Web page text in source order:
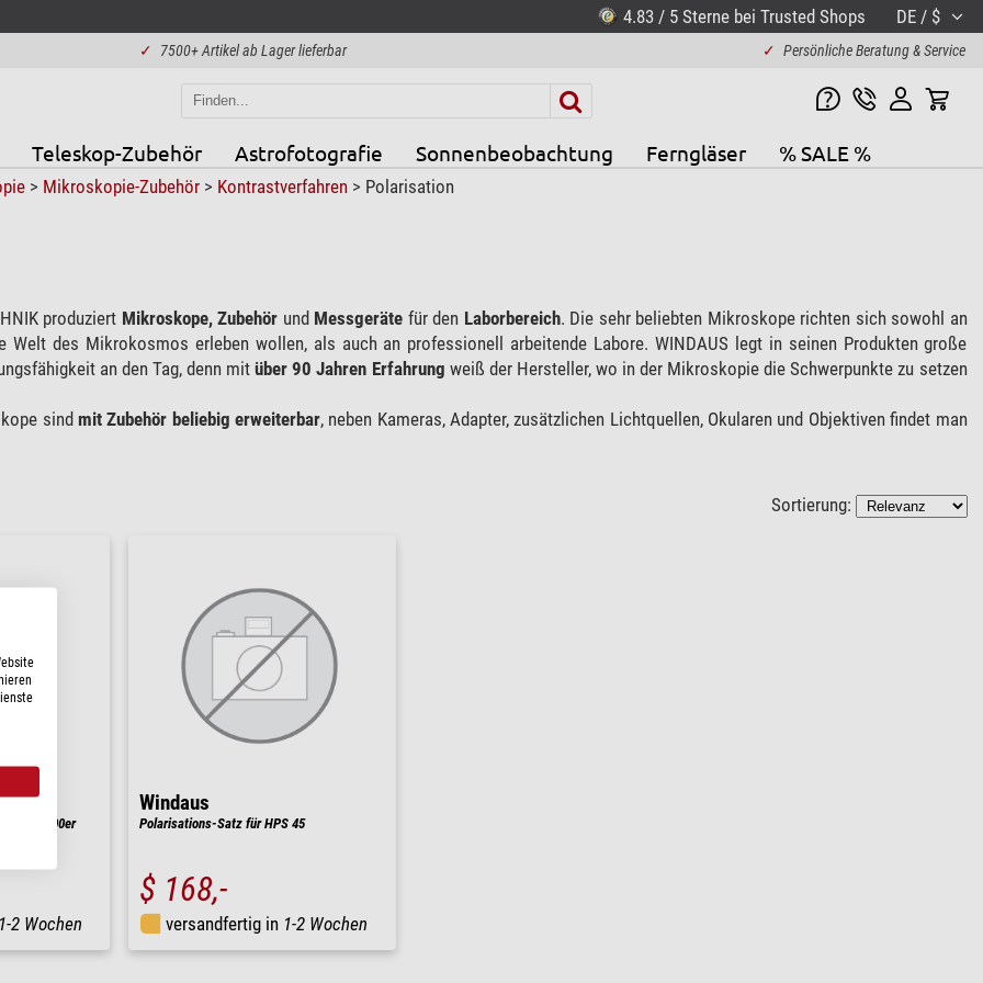
4.83 / 5 Sterne bei Trusted Shops DE / $
✓ 7500+ Artikel ab Lager lieferbar ✓ Persönliche Beratung & Service
Teleskop-Zubehör Astrofotografie Sonnenbeobachtung Ferngläser % SALE %
> Mikroskopie-Zubehör > Kontrastverfahren > Polarisation
produziert Mikroskope, Zubehör undMessgeräte für den Laborbereich. Die sehr beliebten Mikroskope richten sich sowohl an
Welt des Mikrokosmos erleben wollen, als auch an professionell arbeitende Labore. WINDAUS legt in seinen Produkten große
an den Tag, denn mitüber 90 Jahren Erfahrung weiß der Hersteller, wo in der Mikroskopie die Schwerpunkte zu setzen
sind mit Zubehör beliebig erweiterbar, neben Kameras, Adapter, zusätzlichen Lichtquellen, Okularen und Objektiven findet man
Sortierung:
HPM 100er
2 Wochen
Windaus
Polarisations-Satz für HPS 45
$ 168,-
versandfertig in 1-2 Wochen